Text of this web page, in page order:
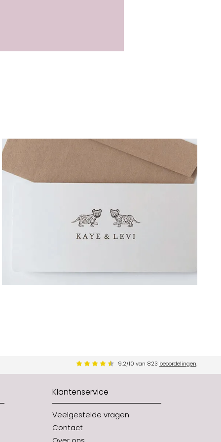
9.2/10 van 823 beoordelingen.
Klantenservice
Veelgestelde vragen
Contact